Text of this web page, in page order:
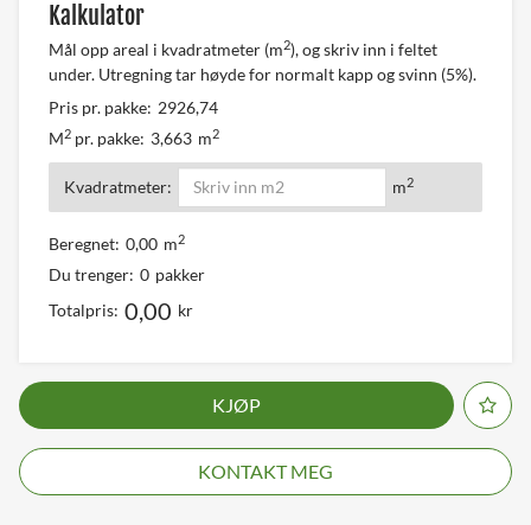
Kalkulator
Mål opp areal i kvadratmeter (m2), og skriv inn i feltet
under. Utregning tar høyde for normalt kapp og svinn (5%).
Pris pr. pakke: 2926,74
M2 pr. pakke: 3,663 m2
Kvadratmeter: m2
Beregnet: 0,00 m2
Du trenger: 0 pakker
Totalpris: 0,00 kr
KJØP
KONTAKT MEG